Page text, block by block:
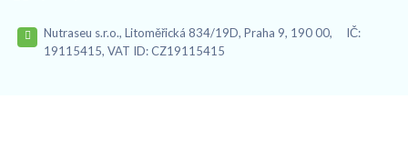
Nutraseu s.r.o., Litoměřická 834/19D, Praha 9, 190 00, IČ:
19115415, VAT ID: CZ19115415